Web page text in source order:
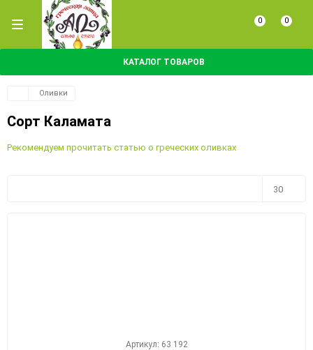
КАТАЛОГ ТОВАРОВ
0 0
Оливки
Сорт Каламата
Рекомендуем прочитать статью о греческих оливках
30
Артикул: 63 192